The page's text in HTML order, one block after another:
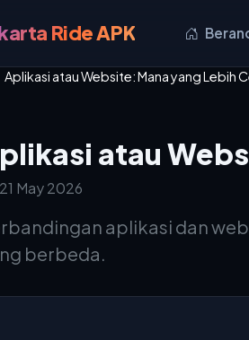
Ride APK
Aplikasi atau Website: Mana yang Lebih
atau
21 May 2026
aplikasi dan
berbeda.